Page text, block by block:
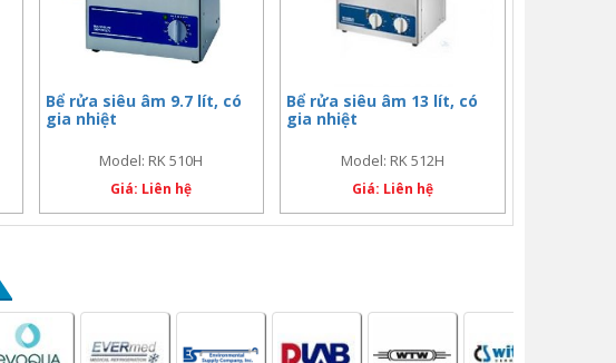
Bể rửa siêu âm 9.7 lít, có
gia nhiệt
Model: RK 510H
Giá: Liên hệ
Bể rửa siêu âm 13 lít, có
gia nhiệt
Model: RK 512H
Giá: Liên hệ